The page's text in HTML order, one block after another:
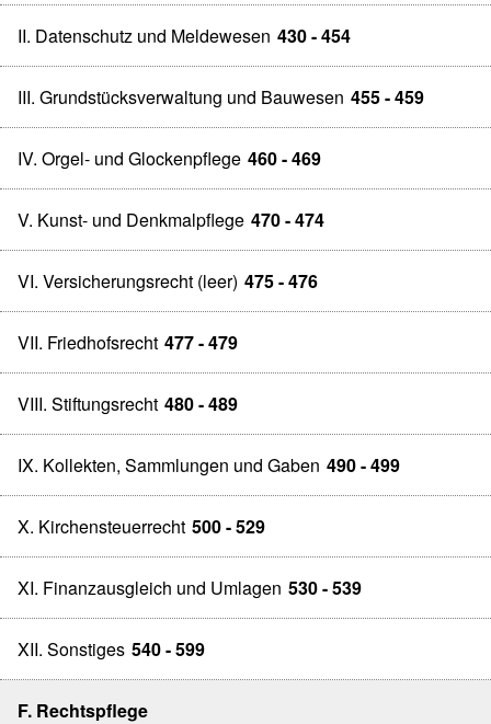
II. Datenschutz und Meldewesen 430 - 454
III. Grundstücksverwaltung und Bauwesen 455 - 459
IV. Orgel- und Glockenpflege 460 - 469
V. Kunst- und Denkmalpflege 470 - 474
VI. Versicherungsrecht (leer) 475 - 476
VII. Friedhofsrecht 477 - 479
VIII. Stiftungsrecht 480 - 489
IX. Kollekten, Sammlungen und Gaben 490 - 499
X. Kirchensteuerrecht 500 - 529
XI. Finanzausgleich und Umlagen 530 - 539
XII. Sonstiges 540 - 599
F. Rechtspflege